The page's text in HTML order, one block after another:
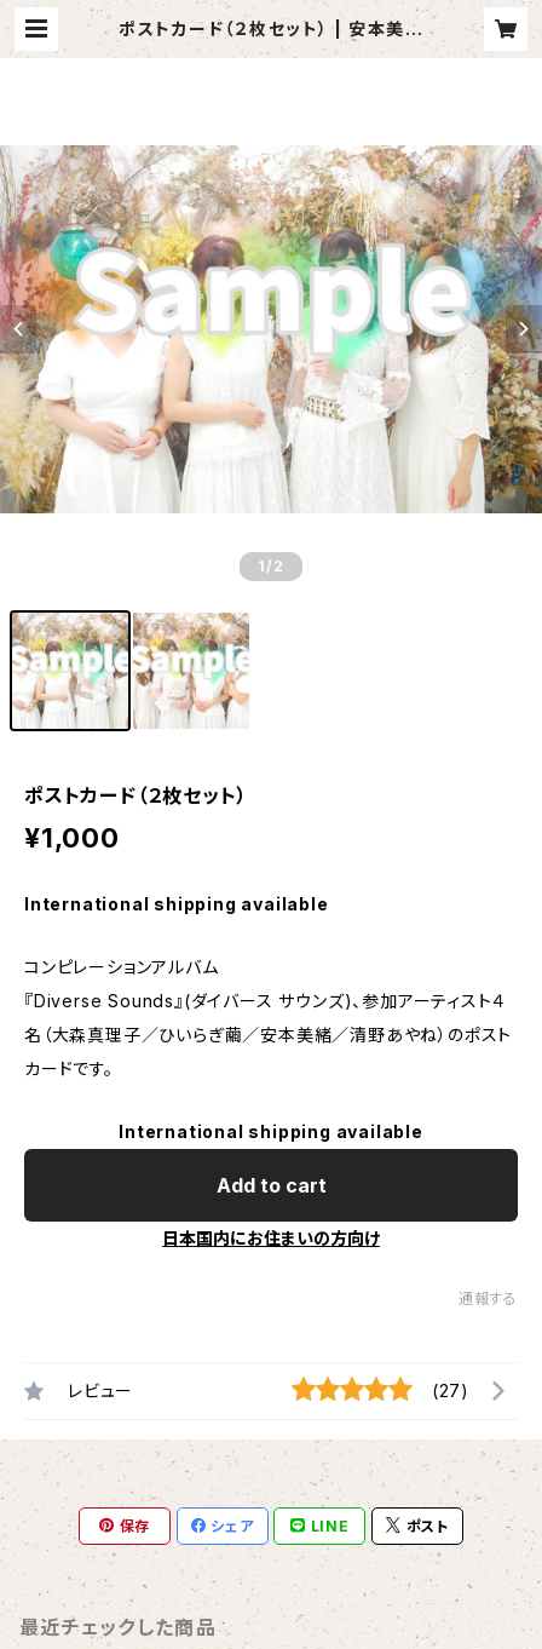
ポストカード（２枚セット） | 安本美緒
SHOP
1 /2
ポストカード（２枚セット）
¥1,000
International shipping available
コンピレーションアルバム
『Diverse Sounds』(ダイバース サウンズ)、参加アーティスト４
名（大森真理子／ひいらぎ繭／安本美緒／清野あやね）のポスト
カードです。
International shipping available
Add to cart
日本国内にお住まいの方向け
通報する
レビュー (27)
保存 シェア LINE ポスト
最近チェックした商品